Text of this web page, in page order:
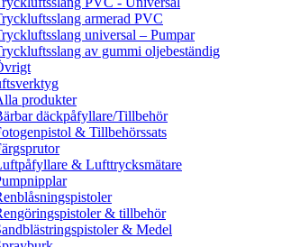
armerad PVC
universal – Pumpar
av gummi oljebeständig
produkter
däckpåfyllare/Tillbehör
& Tillbehörssats
& Lufttrycksmätare
& tillbehör
& Medel